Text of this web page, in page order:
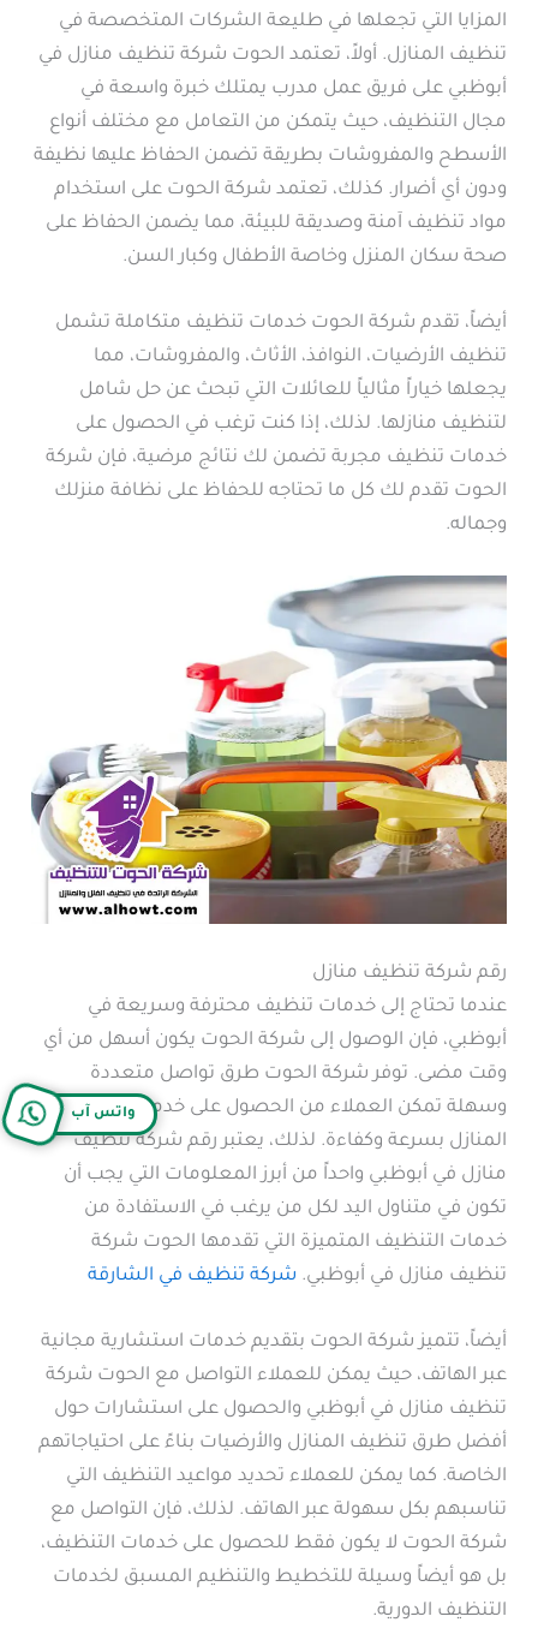
المزايا التي تجعلها في طليعة الشركات المتخصصة في
تنظيف المنازل. أولاً، تعتمد الحوت شركة تنظيف منازل في
أبوظبي على فريق عمل مدرب يمتلك خبرة واسعة في
مجال التنظيف، حيث يتمكن من التعامل مع مختلف أنواع
الأسطح والمفروشات بطريقة تضمن الحفاظ عليها نظيفة
ودون أي أضرار. كذلك، تعتمد شركة الحوت على استخدام
مواد تنظيف آمنة وصديقة للبيئة، مما يضمن الحفاظ على
صحة سكان المنزل وخاصة الأطفال وكبار السن.
أيضاً، تقدم شركة الحوت خدمات تنظيف متكاملة تشمل
تنظيف الأرضيات، النوافذ، الأثاث، والمفروشات، مما
يجعلها خياراً مثالياً للعائلات التي تبحث عن حل شامل
لتنظيف منازلها. لذلك، إذا كنت ترغب في الحصول على
خدمات تنظيف مجربة تضمن لك نتائج مرضية، فإن شركة
الحوت تقدم لك كل ما تحتاجه للحفاظ على نظافة منزلك
وجماله.
رقم شركة تنظيف منازل
عندما تحتاج إلى خدمات تنظيف محترفة وسريعة في
أبوظبي، فإن الوصول إلى شركة الحوت يكون أسهل من أي
وقت مضى. توفر شركة الحوت طرق تواصل متعددة
وسهلة تمكن العملاء من الحصول على خدمات تنظيف
المنازل بسرعة وكفاءة. لذلك، يعتبر رقم شركة تنظيف
منازل في أبوظبي واحداً من أبرز المعلومات التي يجب أن
تكون في متناول اليد لكل من يرغب في الاستفادة من
خدمات التنظيف المتميزة التي تقدمها الحوت شركة
تنظيف منازل في أبوظبي. شركة تنظيف في الشارقة
أيضاً، تتميز شركة الحوت بتقديم خدمات استشارية مجانية
عبر الهاتف، حيث يمكن للعملاء التواصل مع الحوت شركة
تنظيف منازل في أبوظبي والحصول على استشارات حول
أفضل طرق تنظيف المنازل والأرضيات بناءً على احتياجاتهم
الخاصة. كما يمكن للعملاء تحديد مواعيد التنظيف التي
تناسبهم بكل سهولة عبر الهاتف. لذلك، فإن التواصل مع
شركة الحوت لا يكون فقط للحصول على خدمات التنظيف،
بل هو أيضاً وسيلة للتخطيط والتنظيم المسبق لخدمات
التنظيف الدورية.
واتس آب